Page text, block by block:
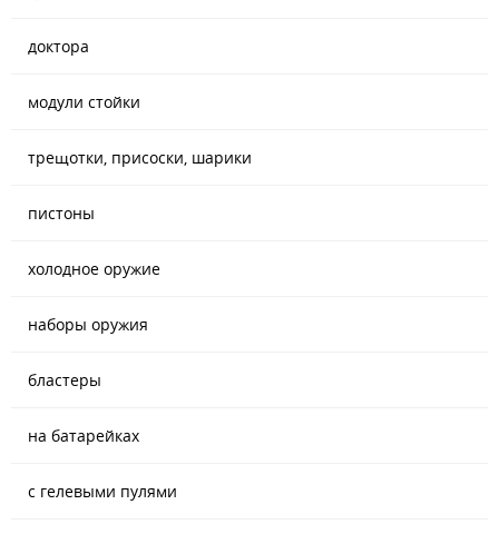
доктора
модули стойки
трещотки, присоски, шарики
пистоны
холодное оружие
наборы оружия
бластеры
на батарейках
с гелевыми пулями